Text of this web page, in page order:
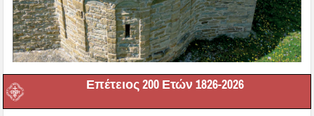
Επέτειος 200 Ετών 1826-2026